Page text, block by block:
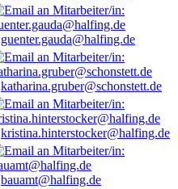
guenter.gauda@halfing.de
katharina.gruber@schonstett.de
kristina.hinterstocker@halfing.de
bauamt@halfing.de